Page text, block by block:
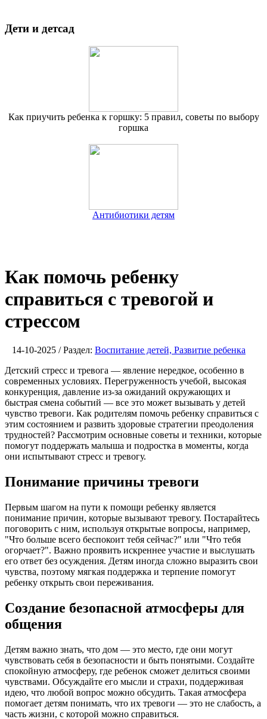
Дети и детсад
Как приучить ребенка к горшку: 5 правил, советы по выбору
горшка
Антибиотики детям
Как помочь ребенку
справиться с тревогой и
стрессом
14-10-2025 / Раздел: Воспитание детей, Развитие ребенка
Детский стресс и тревога — явление нередкое, особенно в
современных условиях. Перегруженность учебой, высокая
конкуренция, давление из-за ожиданий окружающих и
быстрая смена событий — все это может вызывать у детей
чувство тревоги. Как родителям помочь ребенку справиться с
этим состоянием и развить здоровые стратегии преодоления
трудностей? Рассмотрим основные советы и техники, которые
помогут поддержать малыша и подростка в моменты, когда
они испытывают стресс и тревогу.
Понимание причины тревоги
Первым шагом на пути к помощи ребенку является
понимание причин, которые вызывают тревогу. Постарайтесь
поговорить с ним, используя открытые вопросы, например,
"Что больше всего беспокоит тебя сейчас?" или "Что тебя
огорчает?". Важно проявить искреннее участие и выслушать
его ответ без осуждения. Детям иногда сложно выразить свои
чувства, поэтому мягкая поддержка и терпение помогут
ребенку открыть свои переживания.
Создание безопасной атмосферы для
общения
Детям важно знать, что дом — это место, где они могут
чувствовать себя в безопасности и быть понятыми. Создайте
спокойную атмосферу, где ребенок сможет делиться своими
чувствами. Обсуждайте его мысли и страхи, поддерживая
идею, что любой вопрос можно обсудить. Такая атмосфера
помогает детям понимать, что их тревоги — это не слабость, а
часть жизни, с которой можно справиться.